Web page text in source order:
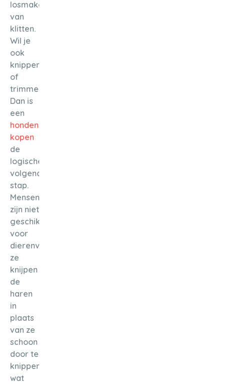
losmaken
van
klitten.
Wil je
ook
knippen
of
trimmen?
Dan is
een
hondenschaar
kopen
de
logische
volgende
stap.
Mensenscharen
zijn niet
geschikt
voor
dierenvachten:
ze
knijpen
de
haren
in
plaats
van ze
schoon
door te
knippen,
wat